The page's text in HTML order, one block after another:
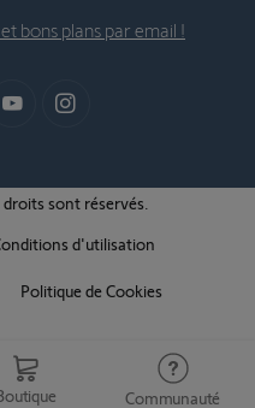
Communauté
bons plans par email !
sont réservés.
d'utilisation
Politique de Cookies